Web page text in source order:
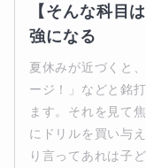
【そんな科目
強になる
夏休みが近づくと
ージ！」などと銘
ます。それを見て
にドリルを買い与
り言ってあれは子